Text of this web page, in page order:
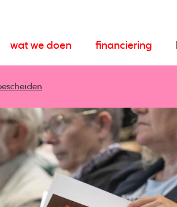
wat we doen financiering